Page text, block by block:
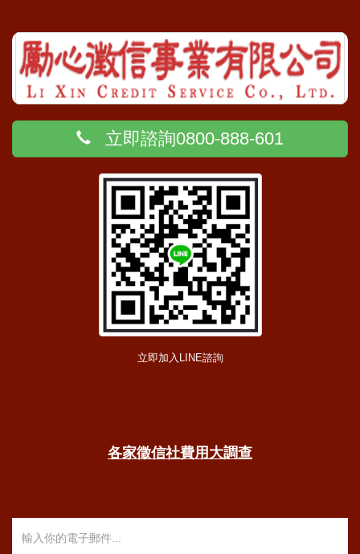
立即諮詢0800-888-601
立即加入LINE諮詢
各家徵信社費用大調查